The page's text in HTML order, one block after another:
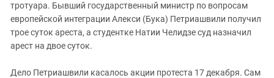
тротуара. Бывший государственный министр по вопросам
европейской интеграции Алекси (Бука) Петриашвили получил
трое суток ареста, а студентке Натии Челидзе суд назначил
арест на двое суток.
Дело Петриашвили касалось акции протеста 17 декабря. Сам